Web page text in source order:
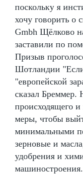
поскольку я
хочу говорить о
Gmbh Щёлково
заставили по
Призыв
Шотландии
"европейской
сказал Бреммер.
происходящего
меры, чтобы
минимальными
зерновые и
удобрения и